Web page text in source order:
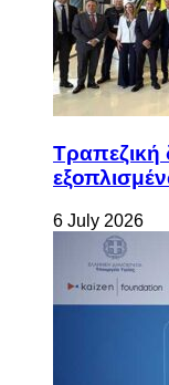
6 July 2026